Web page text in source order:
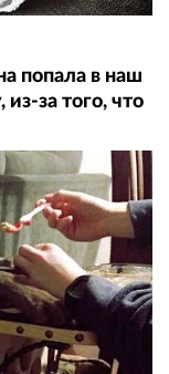
попала в наш
за того, что